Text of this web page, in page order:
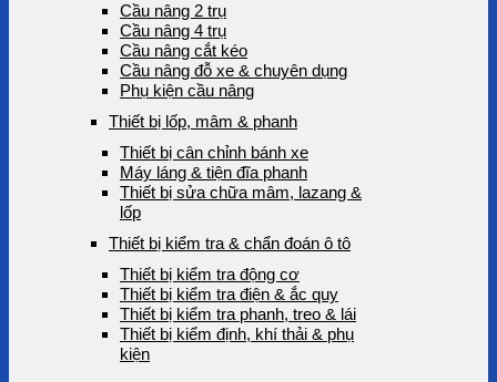
Cầu nâng 2 trụ
Cầu nâng 4 trụ
Cầu nâng cắt kéo
Cầu nâng đỗ xe & chuyên dụng
Phụ kiện cầu nâng
Thiết bị lốp, mâm & phanh
Thiết bị cân chỉnh bánh xe
Máy láng & tiện đĩa phanh
Thiết bị sửa chữa mâm, lazang &
lốp
Thiết bị kiểm tra & chẩn đoán ô tô
Thiết bị kiểm tra động cơ
Thiết bị kiểm tra điện & ắc quy
Thiết bị kiểm tra phanh, treo & lái
Thiết bị kiểm định, khí thải & phụ
kiện